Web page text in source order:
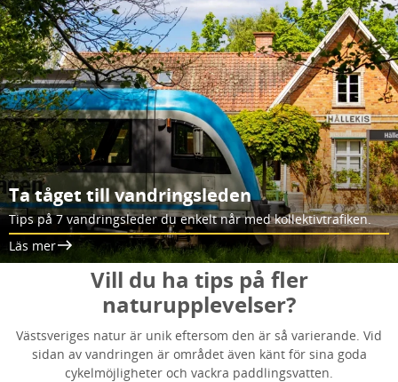
Ta tåget till vandringsleden
Tips på 7 vandringsleder du enkelt når med kollektivtrafiken.
Läs mer
Vill du ha tips på fler
naturupplevelser?
Västsveriges natur är unik eftersom den är så varierande. Vid
sidan av vandringen är området även känt för sina goda
cykelmöjligheter och vackra paddlingsvatten.